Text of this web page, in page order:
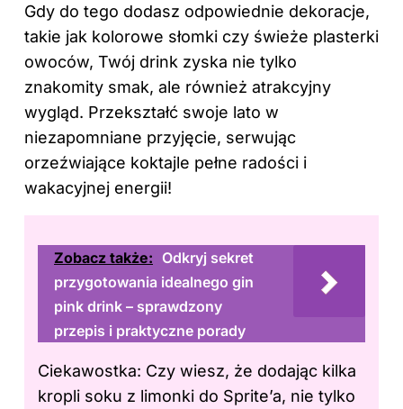
Gdy do tego dodasz odpowiednie dekoracje,
takie jak kolorowe słomki czy świeże plasterki
owoców, Twój drink zyska nie tylko
znakomity smak, ale również atrakcyjny
wygląd. Przekształć swoje lato w
niezapomniane przyjęcie, serwując
orzeźwiające koktajle pełne radości i
wakacyjnej energii!
Zobacz także: Odkryj sekret
przygotowania idealnego gin
pink drink – sprawdzony
przepis i praktyczne porady
Ciekawostka: Czy wiesz, że dodając kilka
kropli soku z limonki do Sprite’a, nie tylko